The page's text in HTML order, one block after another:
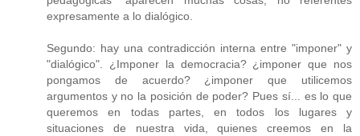
expresamente a lo dialógico.
Segundo: hay una contradicción interna entre "imponer" y
"dialógico". ¿Imponer la democracia? ¿imponer que nos
pongamos de acuerdo? ¿imponer que utilicemos
argumentos y no la posición de poder? Pues sí... es lo que
queremos en todas partes, en todos los lugares y
situaciones de nuestra vida, quienes creemos en la